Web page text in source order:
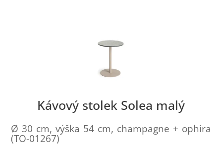
Kávový stolek Solea malý
Ø 30 cm, výška 54 cm, champagne + ophira
(TO-01267)